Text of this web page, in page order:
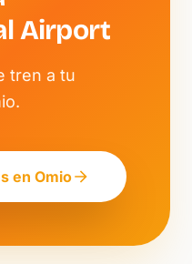
Airport
tren a tu
en Omio